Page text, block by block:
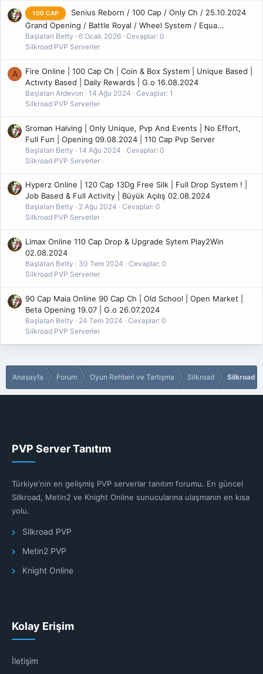
VirüsTotal Link
– Sbot ile neler yapılabilir –
# Çarınızı kasabilirsiniz.
# İtem toplayabilirsiniz.
# Speed, pot ve vigor gibi biten şeylerin otomatik basılmasını
sağlayabilirsiniz.
# Otomatik şehre gidip gerekli eşyaları aldırıp kasma alanına
# Petlerinize ne zaman pot basılacağını ayarlayarak onları
koruyabilirsiniz.
# Otomatik giriş özelliği ile dc yedikten sonra otomatik giriş
yaparak kasılmanıza kaldığınız yerden devam edebilir ve diğer
birçok özellikten faydalanabilirsiniz.
– Bize güvenebilirsiniz –
# Rar dosyası sorunsuz ve hatasızdır.
# 2 adet hızlı reklamsız link ile beklemeden indirebilirsiniz.
*** Gizli metin: alıntı yapılamaz. ***
100 CAP
Senius Reborn / 100 Cap / Only Ch / 25.10.2024
Grand Opening / Battle Royal / Wheel System / Equa...
Başlatan Betty 6 Ocak 2026 Cevaplar: 0
Silkroad PVP Serverler
A
Fire Online | 100 Cap Ch | Coin & Box System | Unique Based |
Actıvıty Based | Daily Rewards | G.o 16.08.2024
Başlatan Ardevon 14 Ağu 2024
Cevaplar: 1
Silkroad PVP Serverler
Sroman Halving | Only Unique, Pvp And Events | No Effort,
Full Fun | Opening 09.08.2024 | 110 Cap Pvp Server
Başlatan Betty 14 Ağu 2024
Cevaplar: 0
Silkroad PVP Serverler
Hyperz Online | 120 Cap 13Dg Free Silk | Full Drop System ! |
Job Based & Full Activity | Büyük Açılış 02.08.2024
Başlatan Betty 2 Ağu 2024
Cevaplar: 0
Silkroad PVP Serverler
Limax Online 110 Cap Drop & Upgrade Sytem Play2Win
02.08.2024
Başlatan Betty 30 Tem 2024
Cevaplar: 0
Silkroad PVP Serverler
90 Cap Maia Online 90 Cap Ch | Old School | Open Market |
Beta Opening 19.07 | G.o 26.07.2024
Başlatan Betty 24 Tem 2024
Cevaplar: 0
Silkroad PVP Serverler
Anasayfa Forum Oyun Rehberi ve Tartışma Silkroad Silkroad
PVP Server Tanıtım
Türkiye'nin en gelişmiş PVP serverlar tanıtım forumu. En güncel
Silkroad, Metin2 ve Knight Online sunucularına ulaşmanın en kısa
yolu.
Silkroad PVP
Metin2 PVP
Knight Online
Kolay Erişim
İletişim